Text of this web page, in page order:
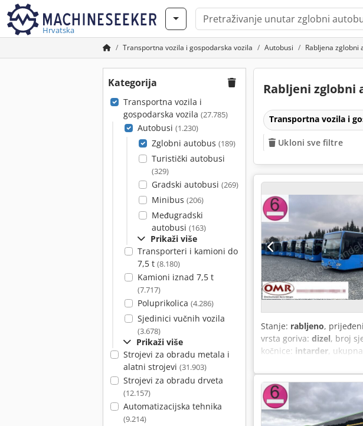
Hrvatska
Transportna vozila i gospodarska vozila Autobusi Rabljena zglobni
Kategorija
Transportna vozila i
gospodarska vozila (27.785)
Autobusi (1.230)
Zglobni autobus (189)
Turistički autobusi
(329)
Gradski autobusi (269)
Minibus (206)
Međugradski
autobusi (163)
Prikaži više
Transporteri i kamioni do
7,5 t (8.180)
Kamioni iznad 7,5 t
(7.717)
Poluprikolica (4.286)
Sjedinici vučnih vozila
(3.678)
Prikaži više
Strojevi za obradu metala i
alatni strojevi (31.903)
Strojevi za obradu drveta
(12.157)
Automatizacijska tehnika
(9.214)
Rabljeni zglobni
Transportna vozila i
Ukloni sve filtre
Stanje: rabljeno,
vrsta goriva: dizel, broj
kočnice: intarder,
upravljač,